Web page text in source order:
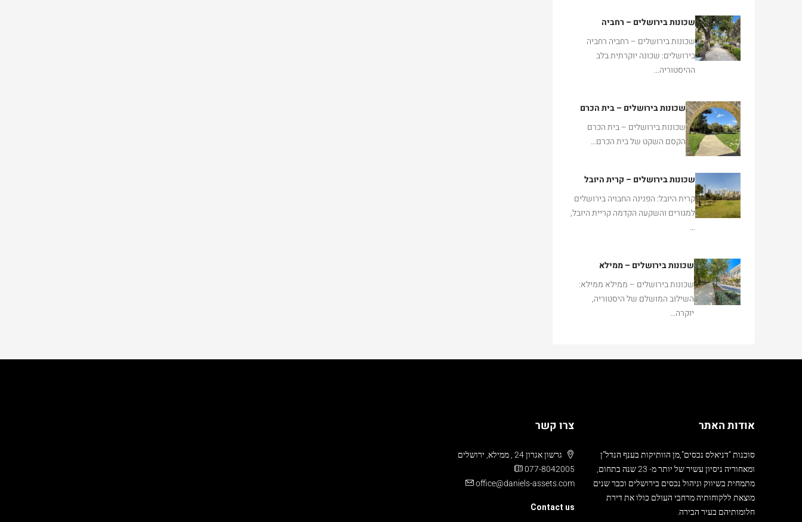
שכונות בירושלים – רחביה
שכונות בירושלים – רחביה רחביה
בירושלים: שכונה יוקרתית בלב
ההיסטוריה…
שכונות בירושלים – בית הכרם
שכונות בירושלים – בית הכרם
הקסם השקט של בית הכרם…
שכונות בירושלים – קרית היובל
קרית היובל: הפנינה החבויה בירושלים
למגורים והשקעה הקדמה קריית היובל,
…
שכונות בירושלים – ממילא
שכונות בירושלים – ממילא ממילא:
השילוב המושלם של היסטוריה,
יוקרה…
אודות האתר
סוכנות “דניאלס נכסים”,מן הוותיקות בענף הנדל”ן
ומאחוריה ניסיון עשיר של יותר מ- 23 שנה בתחום,
מתמחית בשיווק וניהול נכסים בירושלים וכבר שנים
מוצאת ללקוחותיה מרחבי העולם כולו את דירת
חלומותיהם בעיר הבירה.
צרו קשר
גרשון אגרון 24 , ממילא, ירושלים
077-8042005
office@daniels-assets.com
Contact us